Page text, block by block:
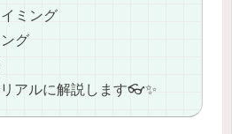
ミング
グ
アルに解説します👓✨